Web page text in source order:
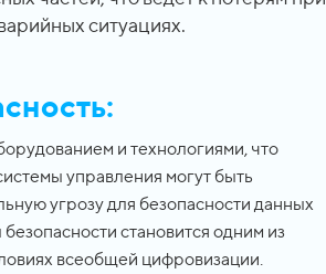
ситуациях.
и технологиями, что
управления могут быть
угрозу для безопасности данных
становится одним из
всеобщей цифровизации.